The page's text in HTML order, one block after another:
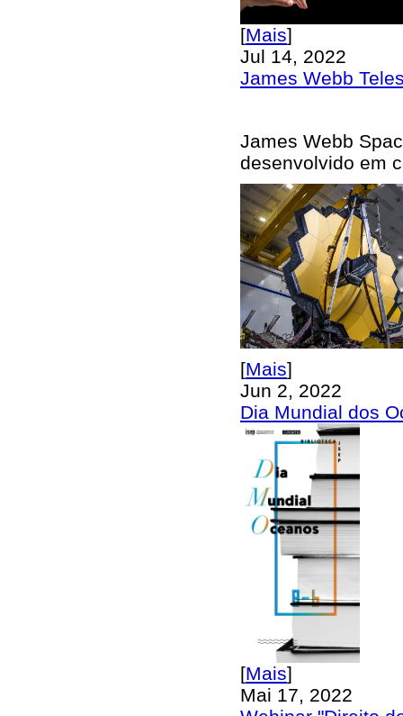
[Mais]
Jul 14, 2022
James Webb
James Webb
desenvolvido em
[Mais]
Jun 2, 2022
Dia Mundial dos
[Mais]
Mai 17, 2022